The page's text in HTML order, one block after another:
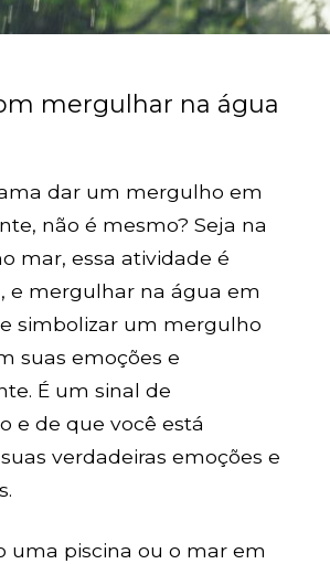
mergulhar na água
dar um mergulho em
não é mesmo? Seja na
mar, essa atividade é
e mergulhar na água em
simbolizar um mergulho
suas emoções e
É um sinal de
e de que você está
verdadeiras emoções e
uma piscina ou o mar em